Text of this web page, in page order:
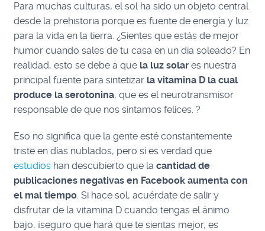
Para muchas culturas, el sol ha sido un objeto central
desde la prehistoria porque es fuente deenergía y luz
para la vida en la tierra. ¿Sientes que estás de mejor
humor cuando sales de tu casa en un día soleado? En
realidad, esto se debe a que la luz solar es nuestra
principal fuente para sintetizar la vitamina D la cual
produce la serotonina, que es el neurotransmisor
responsable de que nos sintamos felices. ?
Eso no significa que la gente esté constantemente
triste en días nublados, pero sí es verdad que
estudios han descubierto que lacantidad de
publicaciones negativas en Facebook aumenta con
el mal tiempo.Si hace sol, acuérdate de salir y
disfrutar de la vitamina D cuando tengas el ánimo
bajo, ¡seguro que hará que te sientas mejor, es